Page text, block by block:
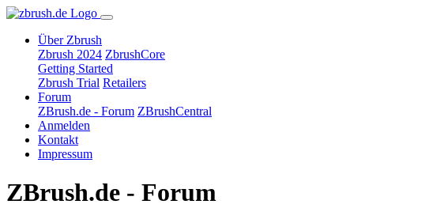
Über Zbrush
Zbrush 2024 ZbrushCore
Getting Started
Zbrush Trial Retailers
Forum
ZBrush.de - Forum ZBrushCentral
Anmelden
Kontakt
Impressum
ZBrush.de - Forum